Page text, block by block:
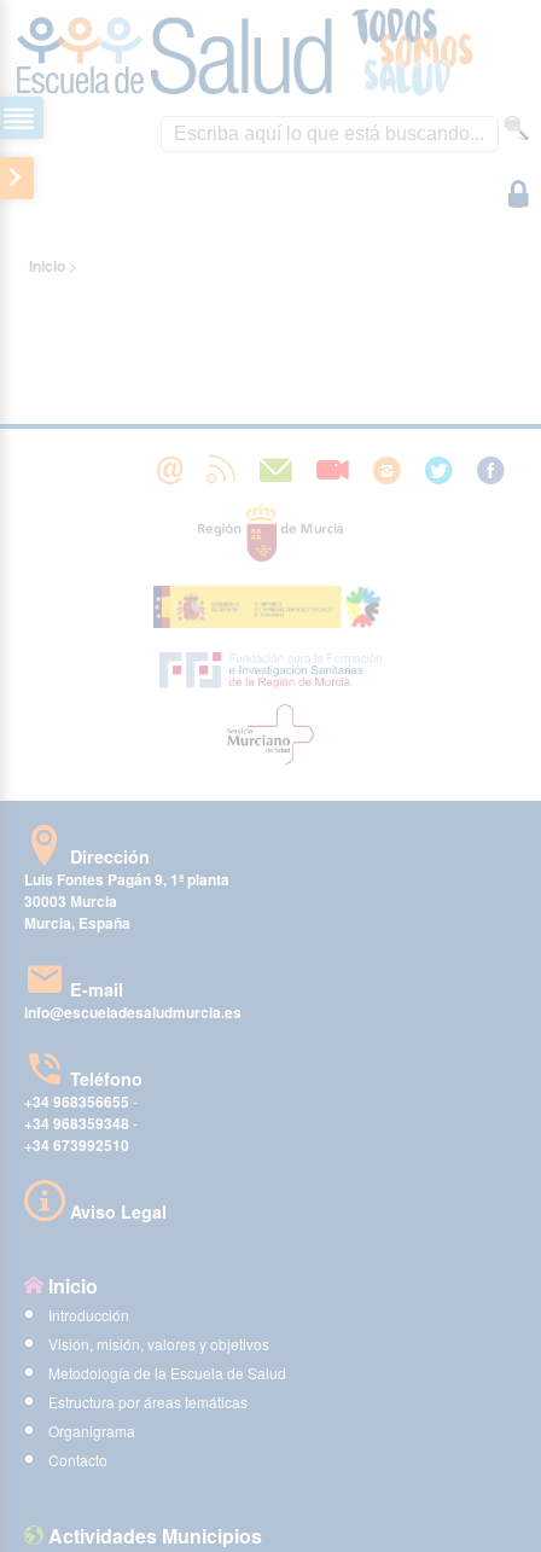
Inicio >
Dirección
Luis Fontes Pagán 9, 1ª planta
30003 Murcia
Murcia, España
E-mail
info@escueladesaludmurcia.es
Teléfono
+34 968356655 -
+34 968359348 -
+34 673992510
Aviso Legal
Inicio
Introducción
Visión, misión, valores y objetivos
Metodología de la Escuela de Salud
Estructura por áreas temáticas
Organigrama
Contacto
Actividades Municipios